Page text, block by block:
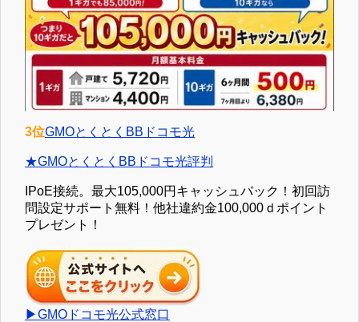
3位GMOとくとくBBドコモ光
★GMOとくとくBBドコモ光評判
IPoE接続。最大105,000円キャッシュバック！初回訪
問設定サポート無料！他社違約金100,000ｄポイント
プレゼント！
▶GMOドコモ光公式窓口